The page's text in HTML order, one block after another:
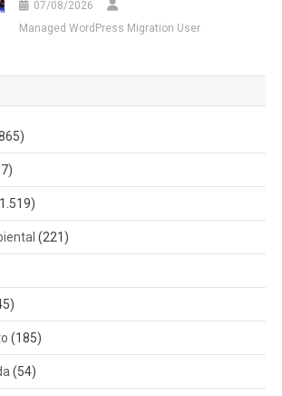
07/08/2026
Managed WordPress Migration User
(221)
(185)
(54)